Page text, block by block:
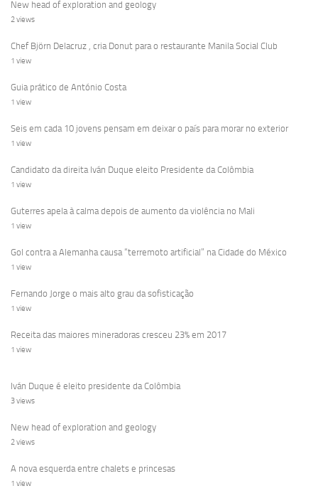
New head of exploration and geology
2 views
Chef Björn Delacruz , cria Donut para o restaurante Manila Social Club
1 view
Guia prático de António Costa
1 view
Seis em cada 10 jovens pensam em deixar o país para morar no exterior
1 view
Candidato da direita Iván Duque eleito Presidente da Colômbia
1 view
Guterres apela à calma depois de aumento da violência no Mali
1 view
Gol contra a Alemanha causa “terremoto artificial” na Cidade do México
1 view
Fernando Jorge o mais alto grau da sofisticação
1 view
Receita das maiores mineradoras cresceu 23% em 2017
1 view
Iván Duque é eleito presidente da Colômbia
3 views
New head of exploration and geology
2 views
A nova esquerda entre chalets e princesas
1 view